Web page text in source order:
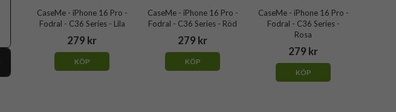
CaseMe - iPhone 16 Pro -
Fodral - C36 Series - Lila
279 kr
KÖP
CaseMe - iPhone 16 Pro -
Fodral - C36 Series - Röd
279 kr
KÖP
CaseMe - iPhone 16 Pro -
Fodral - C36 Series -
Rosa
279 kr
KÖP